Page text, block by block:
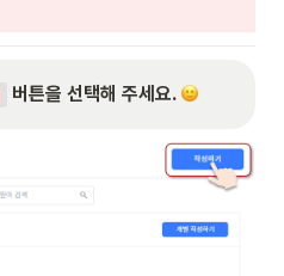
버튼을 선택해 주세요.